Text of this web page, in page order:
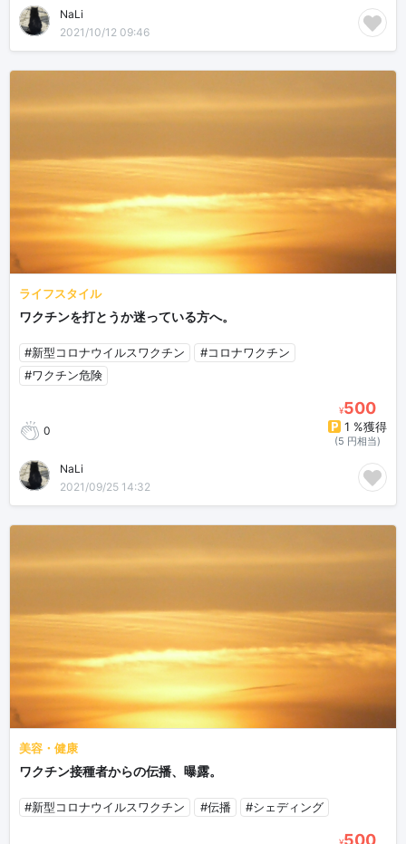
NaLi
2021/10/12 09:46
ライフスタイル
ワクチンを打とうか迷っている方へ。
#新型コロナウイルスワクチン
#コロナワクチン
#ワクチン危険
0
¥500
1 %獲得
(5 円相当)
NaLi
2021/09/25 14:32
美容・健康
ワクチン接種者からの伝播、曝露。
#新型コロナウイルスワクチン #伝播 #シェディング
500